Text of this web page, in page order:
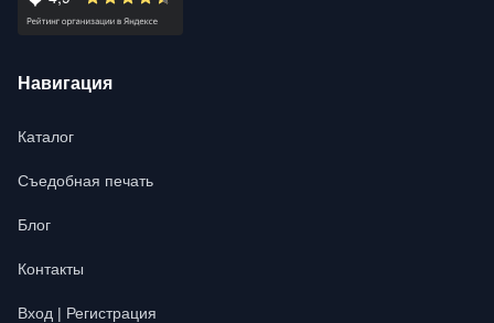
Навигация
Каталог
Съедобная печать
Блог
Контакты
Вход | Регистрация